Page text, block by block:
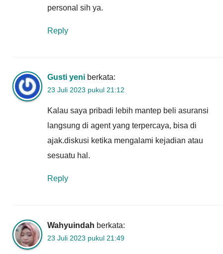
personal sih ya.
Reply
Gusti yeni berkata:
23 Juli 2023 pukul 21:12
Kalau saya pribadi lebih mantep beli asuransi
langsung di agent yang terpercaya, bisa di
ajak.diskusi ketika mengalami kejadian atau
sesuatu hal.
Reply
Wahyuindah berkata:
23 Juli 2023 pukul 21:49